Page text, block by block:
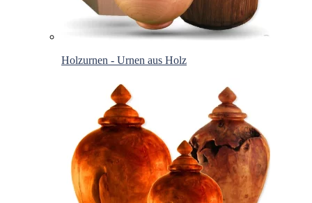
Holzurnen - Urnen aus Holz